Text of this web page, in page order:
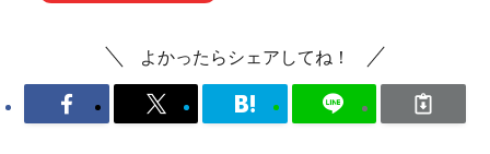
よかったらシェアしてね！